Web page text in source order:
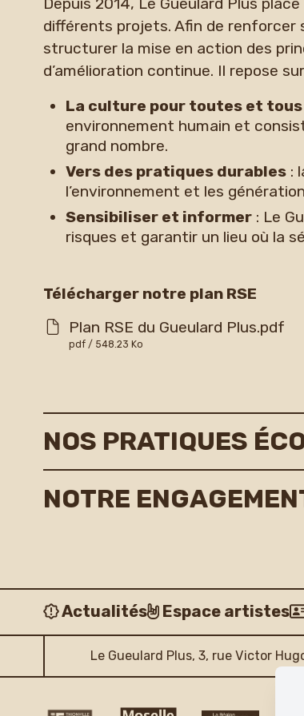
différents projets. Afin de renforcer
structurer la mise en action des
d’amélioration continue. Il repose
La culture pour toutes et tous
environnement humain et
grand nombre.
Vers des pratiques durables:
l’environnement et les
Sensibiliser et informer: Le
risques et garantir un lieu où la
Télécharger notre plan RSE
Plan RSE du Gueulard Plus.pdf
pdf / 548.23 Ko
NOS PRATIQUES
NOTRE
Actualités Espace artistes
Le Gueulard Plus, 3, rue Victor